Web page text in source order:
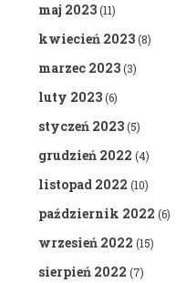
maj 2023(11)
kwiecień 2023(8)
marzec 2023(3)
luty 2023(6)
styczeń 2023(5)
grudzień 2022 (4)
listopad 2022 (10)
październik 2022 (6)
wrzesień 2022 (15)
sierpień 2022 (7)